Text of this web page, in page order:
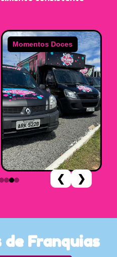
Momentos Doces
❮ ❯
de Franquias